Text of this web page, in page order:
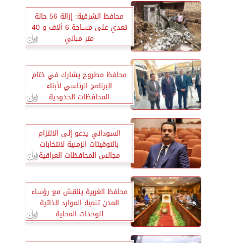
محافظ الشرقية: إزالة 56 حالة
تعدي على مساحة 6 ألاف و 40
متر مباني
محافظ مطروح يشارك في ختام
البرنامج الرئاسي لأبناء
المحافظات الحدودية
السوداني يدعو إلى الالتزام
بالتوقيتات الزمنية لانتخابات
مجالس المحافظات العراقية
محافظ الغربية يناقش مع رؤساء
المدن تنمية الموارد الذاتية
للوحدات المحلية